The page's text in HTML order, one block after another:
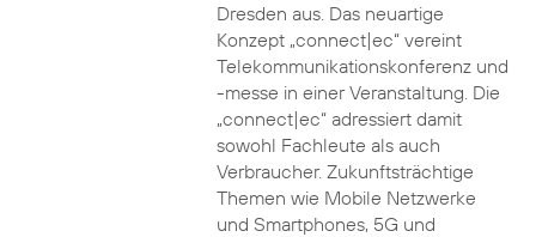
Dresden aus. Das neuartige
Konzept „connect|ec“ vereint
Telekommunikationskonferenz und
-messe in einer Veranstaltung. Die
„connect|ec“ adressiert damit
sowohl Fachleute als auch
Verbraucher. Zukunftsträchtige
Themen wie Mobile Netzwerke
und Smartphones, 5G und